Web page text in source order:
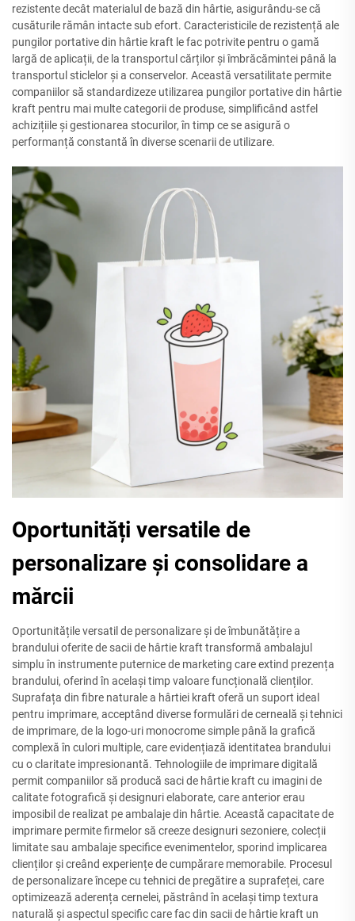
rezistente decât materialul de bază din hârtie, asigurându-se că
cusăturile rămân intacte sub efort. Caracteristicile de rezistență ale
pungilor portative din hârtie kraft le fac potrivite pentru o gamă
largă de aplicații, de la transportul cărților și îmbrăcămintei până la
transportul sticlelor și a conservelor. Această versatilitate permite
companiilor să standardizeze utilizarea pungilor portative din hârtie
kraft pentru mai multe categorii de produse, simplificând astfel
achizițiile și gestionarea stocurilor, în timp ce se asigură o
performanță constantă în diverse scenarii de utilizare.
Oportunități versatile de
personalizare și consolidare a
mărcii
Oportunitățile versatil de personalizare și de îmbunătățire a
brandului oferite de sacii de hârtie kraft transformă ambalajul
simplu în instrumente puternice de marketing care extind prezența
brandului, oferind în același timp valoare funcțională clienților.
Suprafața din fibre naturale a hârtiei kraft oferă un suport ideal
pentru imprimare, acceptând diverse formulări de cerneală și tehnici
de imprimare, de la logo-uri monocrome simple până la grafică
complexă în culori multiple, care evidențiază identitatea brandului
cu o claritate impresionantă. Tehnologiile de imprimare digitală
permit companiilor să producă saci de hârtie kraft cu imagini de
calitate fotografică și designuri elaborate, care anterior erau
imposibil de realizat pe ambalaje din hârtie. Această capacitate de
imprimare permite firmelor să creeze designuri sezoniere, colecții
limitate sau ambalaje specifice evenimentelor, sporind implicarea
clienților și creând experiențe de cumpărare memorabile. Procesul
de personalizare începe cu tehnici de pregătire a suprafeței, care
optimizează aderența cernelei, păstrând în același timp textura
naturală și aspectul specific care fac din sacii de hârtie kraft un